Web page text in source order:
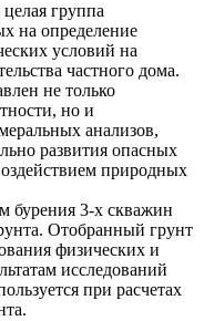
группа
на определение
условий на
частного дома.
не только
но и
анализов,
развития опасных
природных
бурения 3-х скважин
Отобранный грунт
физических и
исследований
при расчетах